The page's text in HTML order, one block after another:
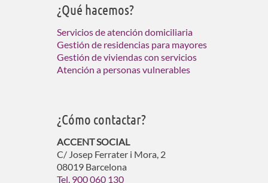
¿Qué hacemos?
Servicios de atención domiciliaria
Gestión de residencias para mayores
Gestión de viviendas con servicios
Atención a personas vulnerables
¿Cómo contactar?
ACCENT SOCIAL
C/ Josep Ferrater i Mora, 2
08019 Barcelona
Tel. 900 060 130